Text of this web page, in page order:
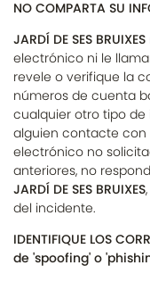
NO COMPARTA SU
JARDÍ DE SES BRUIXES
electrónico ni le
revele o verifique la
números de cuenta
cualquier otro tipo de
alguien contacte con
electrónico no
anteriores, no
JARDÍ DE SES BRUIXES
del incidente.
IDENTIFIQUE LOS
de 'spoofing' o